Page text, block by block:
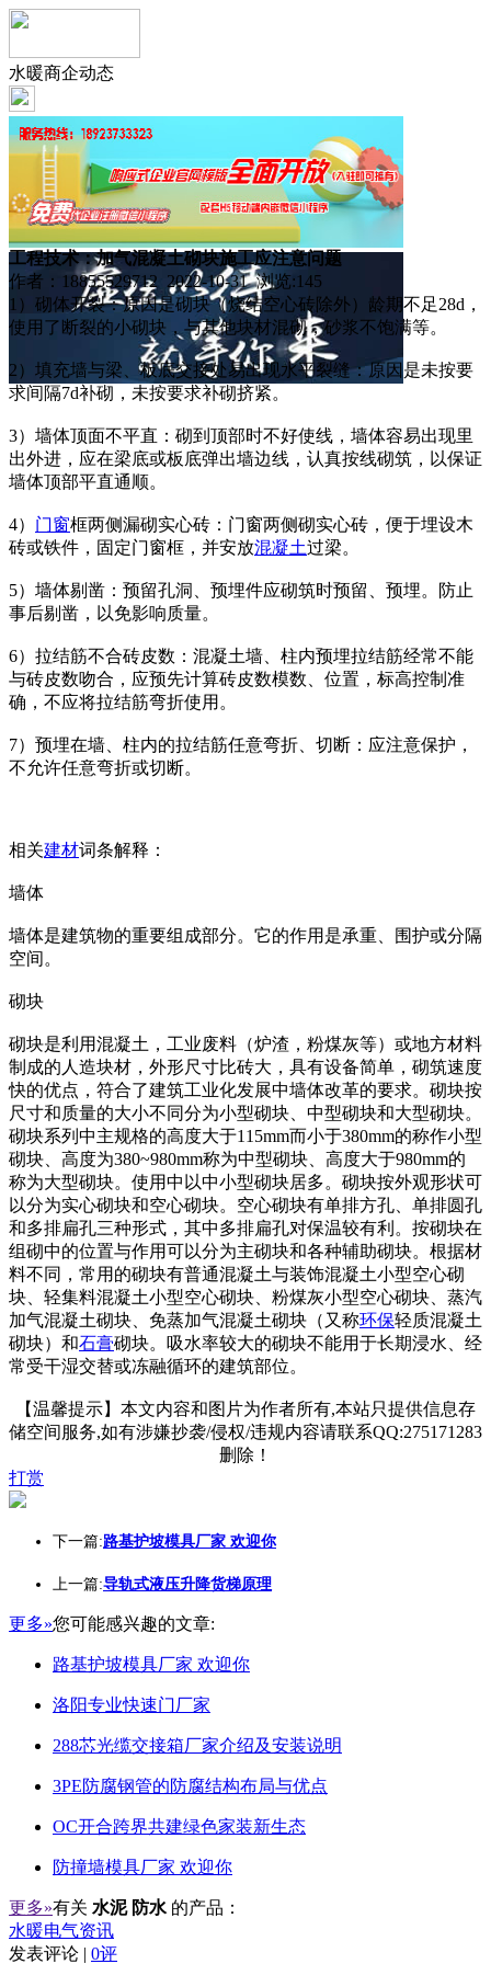
水暖商企动态
工程技术：加气混凝土砌块施工应注意问题
作者：18855529712 2022-10-31 浏览:145
1）砌体开裂：原因是砌块（烧结空心砖除外）龄期不足28d，
使用了断裂的小砌块，与其他块材混砌，砂浆不饱满等。
2）填充墙与梁、板底交接处易出现水平裂缝：原因是未按要
求间隔7d补砌，未按要求补砌挤紧。
3）墙体顶面不平直：砌到顶部时不好使线，墙体容易出现里
出外进，应在梁底或板底弹出墙边线，认真按线砌筑，以保证
墙体顶部平直通顺。
4） 门窗框两侧漏砌实心砖：门窗两侧砌实心砖，便于埋设木
砖或铁件，固定门窗框，并安放混凝土过梁。
5）墙体剔凿：预留孔洞、预埋件应砌筑时预留、预埋。防止
事后剔凿，以免影响质量。
6）拉结筋不合砖皮数：混凝土墙、柱内预埋拉结筋经常不能
与砖皮数吻合，应预先计算砖皮数模数、位置，标高控制准
确，不应将拉结筋弯折使用。
7）预埋在墙、柱内的拉结筋任意弯折、切断：应注意保护，
不允许任意弯折或切断。
相关建材词条解释：
墙体
墙体是建筑物的重要组成部分。它的作用是承重、围护或分隔
空间。
砌块
砌块是利用混凝土，工业废料（炉渣，粉煤灰等）或地方材料
制成的人造块材，外形尺寸比砖大，具有设备简单，砌筑速度
快的优点，符合了建筑工业化发展中墙体改革的要求。砌块按
尺寸和质量的大小不同分为小型砌块、中型砌块和大型砌块。
砌块系列中主规格的高度大于115mm而小于380mm的称作小型
砌块、高度为380~980mm称为中型砌块、高度大于980mm的
称为大型砌块。使用中以中小型砌块居多。砌块按外观形状可
以分为实心砌块和空心砌块。空心砌块有单排方孔、单排圆孔
和多排扁孔三种形式，其中多排扁孔对保温较有利。按砌块在
组砌中的位置与作用可以分为主砌块和各种辅助砌块。根据材
料不同，常用的砌块有普通混凝土与装饰混凝土小型空心砌
块、轻集料混凝土小型空心砌块、粉煤灰小型空心砌块、蒸汽
加气混凝土砌块、免蒸加气混凝土砌块（又称环保轻质混凝土
砌块）和石膏砌块。吸水率较大的砌块不能用于长期浸水、经
常受干湿交替或冻融循环的建筑部位。
【温馨提示】本文内容和图片为作者所有,本站只提供信息存
储空间服务,如有涉嫌抄袭/侵权/违规内容请联系QQ:275171283
删除！
打赏
下一篇:路基护坡模具厂家 欢迎你
上一篇:导轨式液压升降货梯原理
更多»您可能感兴趣的文章:
路基护坡模具厂家 欢迎你
洛阳专业快速门厂家
288芯光缆交接箱厂家介绍及安装说明
3PE防腐钢管的防腐结构布局与优点
OC开合跨界共建绿色家装新生态
防撞墙模具厂家 欢迎你
更多»有关 水泥 防水 的产品：
水暖电气资讯
发表评论 | 0评